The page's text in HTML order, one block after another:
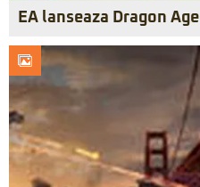
EA lanseaza Dragon